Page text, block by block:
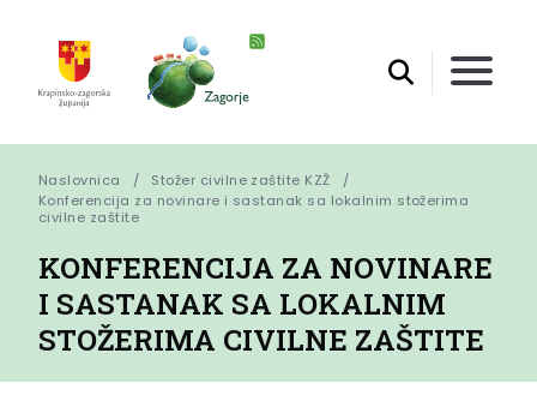
Naslovnica
Stožer civilne zaštite KZŽ
Konferencija za novinare i sastanak sa lokalnim stožerima
civilne zaštite
KONFERENCIJA ZA NOVINARE
I SASTANAK SA LOKALNIM
STOŽERIMA CIVILNE ZAŠTITE